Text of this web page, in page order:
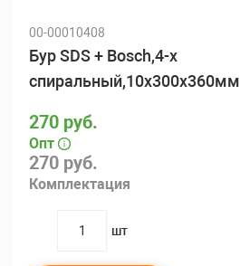
00-00010408
Бур SDS + Bosch,4-х
спиральный,10х300х360мм
270 руб.
Комплектация
270 руб.
Опт
quantity
шт